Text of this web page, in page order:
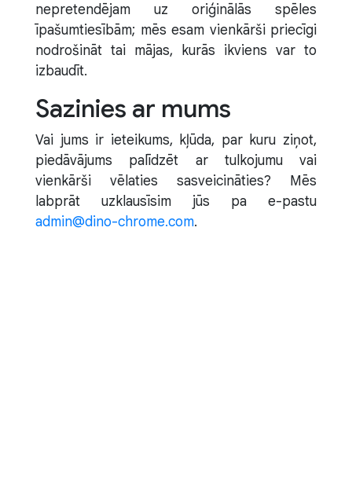
nepretendējam uz oriģinālās spēles
īpašumtiesībām; mēs esam vienkārši priecīgi
nodrošināt tai mājas, kurās ikviens var to
izbaudīt.
Sazinies ar mums
Vai jums ir ieteikums, kļūda, par kuru ziņot,
piedāvājums palīdzēt ar tulkojumu vai
vienkārši vēlaties sasveicināties? Mēs
labprāt uzklausīsim jūs pa e-pastu
admin@dino-chrome.com.